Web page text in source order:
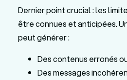
Dernier point crucial : les
être connues et anticipées.
peut générer :
Des contenus erronés
Des messages